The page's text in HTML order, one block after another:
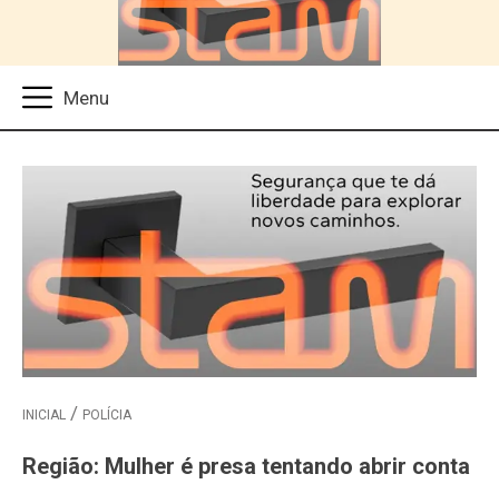
INICIAL POLÍCIA
Região: Mulher é presa tentando abrir conta